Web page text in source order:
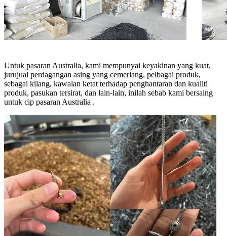
Untuk pasaran Australia, kami mempunyai keyakinan yang kuat,
jurujual perdagangan asing yang cemerlang, pelbagai produk,
sebagai kilang, kawalan ketat terhadap penghantaran dan kualiti
produk, pasukan tersirat, dan lain-lain, inilah sebab kami bersaing
untuk cip pasaran Australia .